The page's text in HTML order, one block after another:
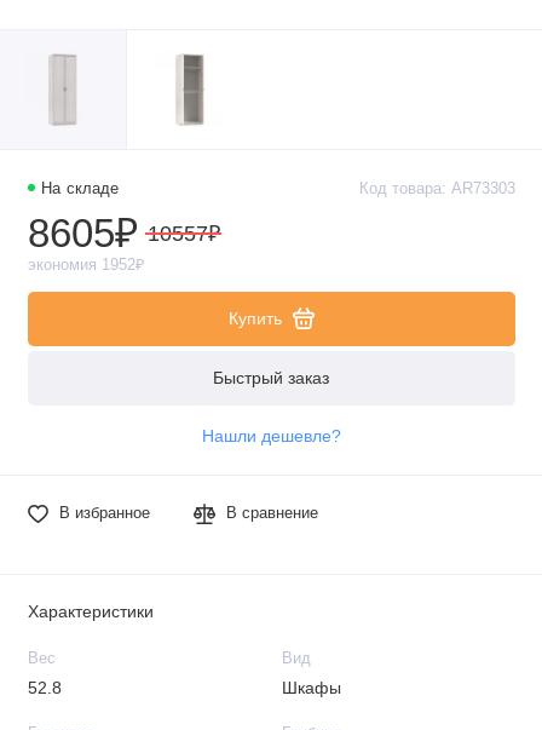
На складе Код товара: AR73303
8605₽ 10557₽
экономия 1952₽
Купить
Быстрый заказ
Нашли дешевле?
В избранное В сравнение
Характеристики
Вес
52.8
Вид
Шкафы